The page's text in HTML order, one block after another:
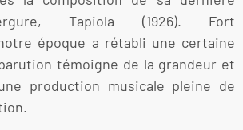
Tapiola (1926). Fort
époque a rétabli une certaine
témoigne de la grandeur et
production musicale pleine de